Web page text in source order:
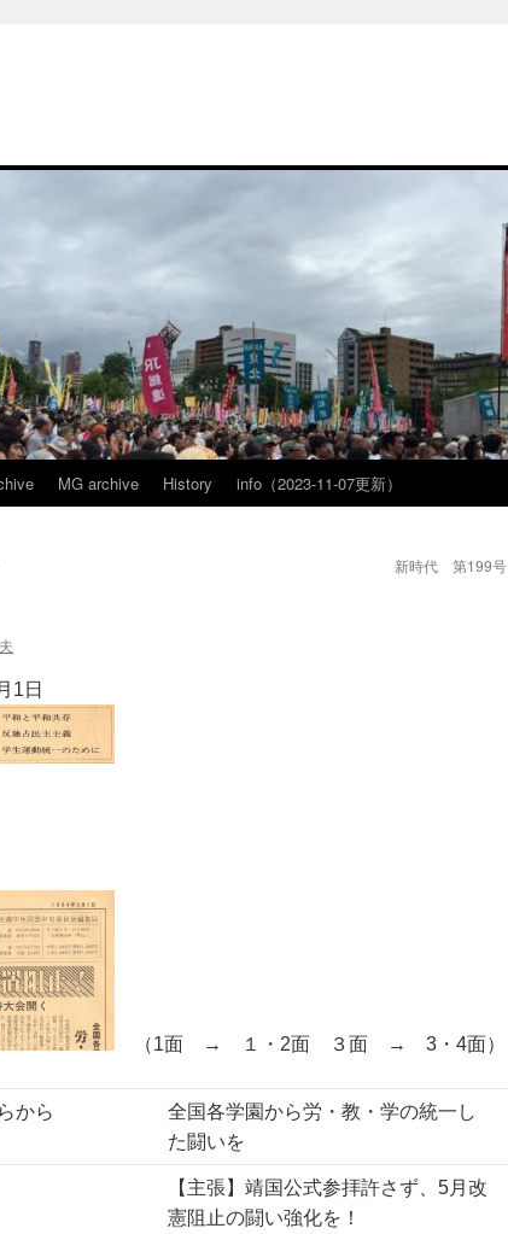
MG archive History info（2023-11-07更新）
新時代 第199号
1 日
（1面 → １・2面 ３面 → 3・4面）
から
全国各学園から労・教・学の統一し
た闘いを
【主張】靖国公式参拝許さず、5月改
憲阻止の闘い強化を！